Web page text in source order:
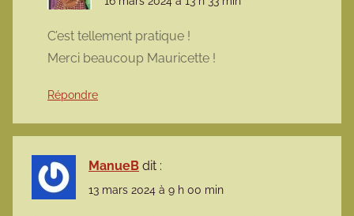
C’est tellement pratique !
Merci beaucoup Mauricette !
Répondre
ManueB dit :
13 mars 2024 à 9 h 00 min